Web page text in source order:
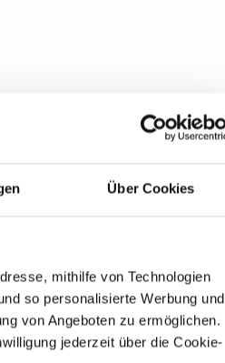
Über Cookies
mithilfe von Technologien
so personalisierte Werbung und
von Angeboten zu ermöglichen.
jederzeit über die Cookie-